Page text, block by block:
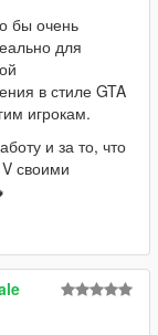
бы очень
для
в стиле GTA
игрокам.
и за то, что
своими